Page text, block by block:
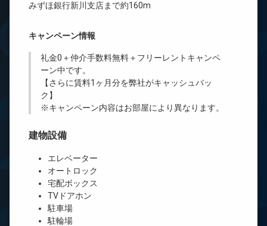
みずほ銀行新川支店まで約160m
キャンペーン情報
礼金0 ＋仲介手数料無料＋ フリーレント キャンペ
ーン中です。
【さらに賃料1ヶ月分を弊社がキャッシュバッ
ク】
※キャンペーン内容はお部屋により異なります。
建物設備
エレベーター
オートロック
宅配ボックス
TVドアホン
駐車場
駐輪場